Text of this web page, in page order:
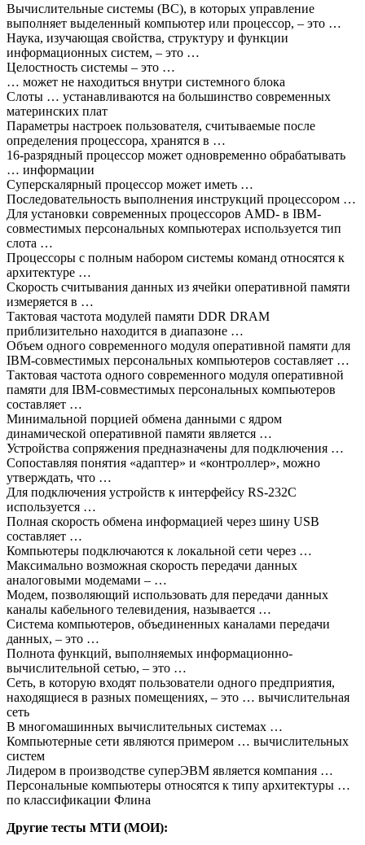
Вычислительные системы (ВС), в которых управление
выполняет выделенный компьютер или процессор, – это …
Наука, изучающая свойства, структуру и функции
информационных систем, – это …
Целостность системы – это …
… может не находиться внутри системного блока
Слоты … устанавливаются на большинство современных
материнских плат
Параметры настроек пользователя, считываемые после
определения процессора, хранятся в …
16-разрядный процессор может одновременно обрабатывать
… информации
Суперскалярный процессор может иметь …
Последовательность выполнения инструкций процессором …
Для установки современных процессоров AMD- в IBM-
совместимых персональных компьютерах используется тип
слота …
Процессоры с полным набором системы команд относятся к
архитектуре …
Скорость считывания данных из ячейки оперативной памяти
измеряется в …
Тактовая частота модулей памяти DDR DRAM
приблизительно находится в диапазоне …
Объем одного современного модуля оперативной памяти для
IBM-совместимых персональных компьютеров составляет …
Тактовая частота одного современного модуля оперативной
памяти для IBM-совместимых персональных компьютеров
составляет …
Минимальной порцией обмена данными с ядром
динамической оперативной памяти является …
Устройства сопряжения предназначены для подключения …
Сопоставляя понятия «адаптер» и «контроллер», можно
утверждать, что …
Для подключения устройств к интерфейсу RS-232C
используется …
Полная скорость обмена информацией через шину USB
составляет …
Компьютеры подключаются к локальной сети через …
Максимально возможная скорость передачи данных
аналоговыми модемами – …
Модем, позволяющий использовать для передачи данных
каналы кабельного телевидения, называется …
Система компьютеров, объединенных каналами передачи
данных, – это …
Полнота функций, выполняемых информационно-
вычислительной сетью, – это …
Сеть, в которую входят пользователи одного предприятия,
находящиеся в разных помещениях, – это … вычислительная
сеть
В многомашинных вычислительных системах …
Компьютерные сети являются примером … вычислительных
систем
Лидером в производстве суперЭВМ является компания …
Персональные компьютеры относятся к типу архитектуры …
по классификации Флина
Другие тесты МТИ (МОИ):